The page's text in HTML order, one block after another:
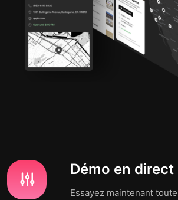
Démo en direct
Essayez maintenant